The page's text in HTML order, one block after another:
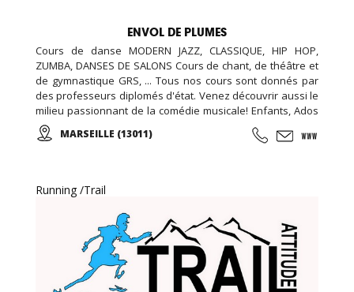
ENVOL DE PLUMES
Cours de danse MODERN JAZZ, CLASSIQUE, HIP HOP,
ZUMBA, DANSES DE SALONS Cours de chant, de théâtre et
de gymnastique GRS, ... Tous nos cours sont donnés par
des professeurs diplomés d'état. Venez découvrir aussi le
milieu passionnant de la comédie musicale! Enfants, Ados
et Adultes. Stages vacances, Anniversaires, ... Cours
d'essai offert !
MARSEILLE (13011)
Running /Trail